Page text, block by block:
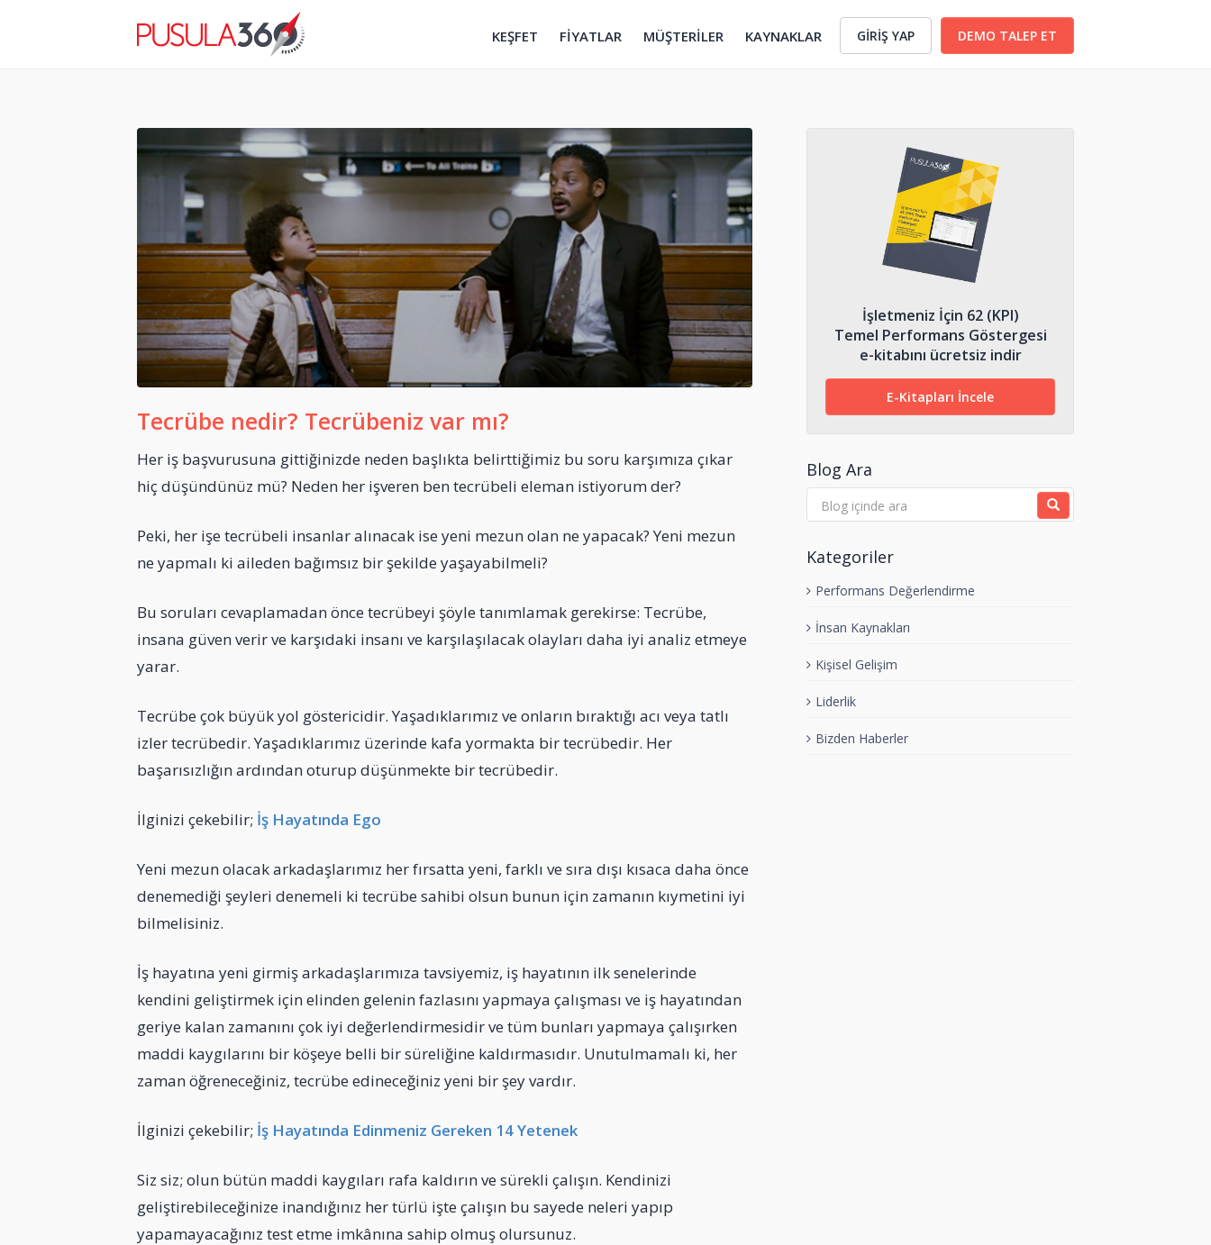
KEŞFET FİYATLAR MÜŞTERİLER KAYNAKLAR GİRİŞ YAP DEMO TALEP ET
Tecrübe nedir? Tecrübeniz var mı?
Her iş başvurusuna gittiğinizde neden başlıkta belirttiğimiz bu soru karşımıza çıkar
hiç düşündünüz mü? Neden her işveren ben tecrübeli eleman istiyorum der?
Peki, her işe tecrübeli insanlar alınacak ise yeni mezun olan ne yapacak? Yeni mezun
ne yapmalı ki aileden bağımsız bir şekilde yaşayabilmeli?
Bu soruları cevaplamadan önce tecrübeyi şöyle tanımlamak gerekirse: Tecrübe,
insana güven verir ve karşıdaki insanı ve karşılaşılacak olayları daha iyi analiz etmeye
yarar.
Tecrübe çok büyük yol göstericidir. Yaşadıklarımız ve onların bıraktığı acı veya tatlı
izler tecrübedir. Yaşadıklarımız üzerinde kafa yormakta bir tecrübedir. Her
başarısızlığın ardından oturup düşünmekte bir tecrübedir.
İlginizi çekebilir; İş Hayatında Ego
Yeni mezun olacak arkadaşlarımız her fırsatta yeni, farklı ve sıra dışı kısaca daha önce
denemediği şeyleri denemeli ki tecrübe sahibi olsun bunun için zamanın kıymetini iyi
bilmelisiniz.
İş hayatına yeni girmiş arkadaşlarımıza tavsiyemiz, iş hayatının ilk senelerinde
kendini geliştirmek için elinden gelenin fazlasını yapmaya çalışması ve iş hayatından
geriye kalan zamanını çok iyi değerlendirmesidir ve tüm bunları yapmaya çalışırken
maddi kaygılarını bir köşeye belli bir süreliğine kaldırmasıdır. Unutulmamalı ki, her
zaman öğreneceğiniz, tecrübe edineceğiniz yeni bir şey vardır.
İlginizi çekebilir; İş Hayatında Edinmeniz Gereken 14 Yetenek
Siz siz; olun bütün maddi kaygıları rafa kaldırın ve sürekli çalışın. Kendinizi
geliştirebileceğinize inandığınız her türlü işte çalışın bu sayede neleri yapıp
yapamayacağınız test etme imkânına sahip olmuş olursunuz.
İşletmeniz İçin 62 (KPI)
Temel Performans Göstergesi
e-kitabını ücretsiz indir
E-Kitapları İncele
Blog Ara
Kategoriler
Performans Değerlendirme
İnsan Kaynakları
Kişisel Gelişim
Liderlik
Bizden Haberler